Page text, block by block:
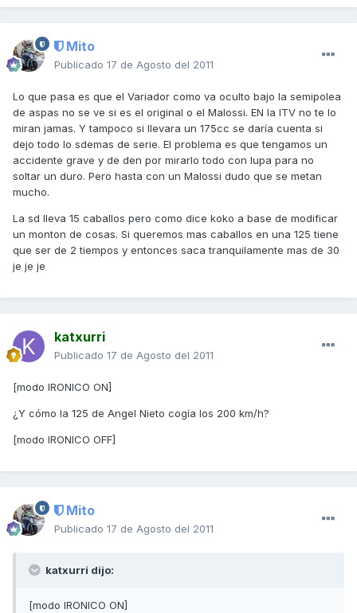
Mito
Publicado 17 de Agosto del 2011
Lo que pasa es que el Variador como va oculto bajo la semipolea
de aspas no se ve si es el original o el Malossi. EN la ITV no te lo
miran jamas. Y tampoco si llevara un 175cc se daría cuenta si
dejo todo lo sdemas de serie. El problema es que tengamos un
accidente grave y de den por mirarlo todo con lupa para no
soltar un duro. Pero hasta con un Malossi dudo que se metan
mucho.
La sd lleva 15 caballos pero como dice koko a base de modificar
un monton de cosas. Si queremos mas caballos en una 125 tiene
que ser de 2 tiempos y entonces saca tranquilamente mas de 30
je je je
katxurri
Publicado 17 de Agosto del 2011
[modo IRONICO ON]
¿Y cómo la 125 de Angel Nieto cogía los 200 km/h?
[modo IRONICO OFF]
Mito
Publicado 17 de Agosto del 2011
katxurri dijo:
[modo IRONICO ON]